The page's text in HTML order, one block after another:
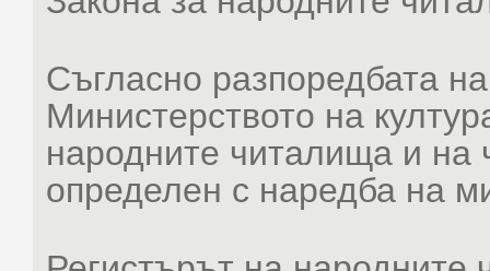
Съгласно разпоредбата
Министерството на
народните читалища и на
определен с наредба на